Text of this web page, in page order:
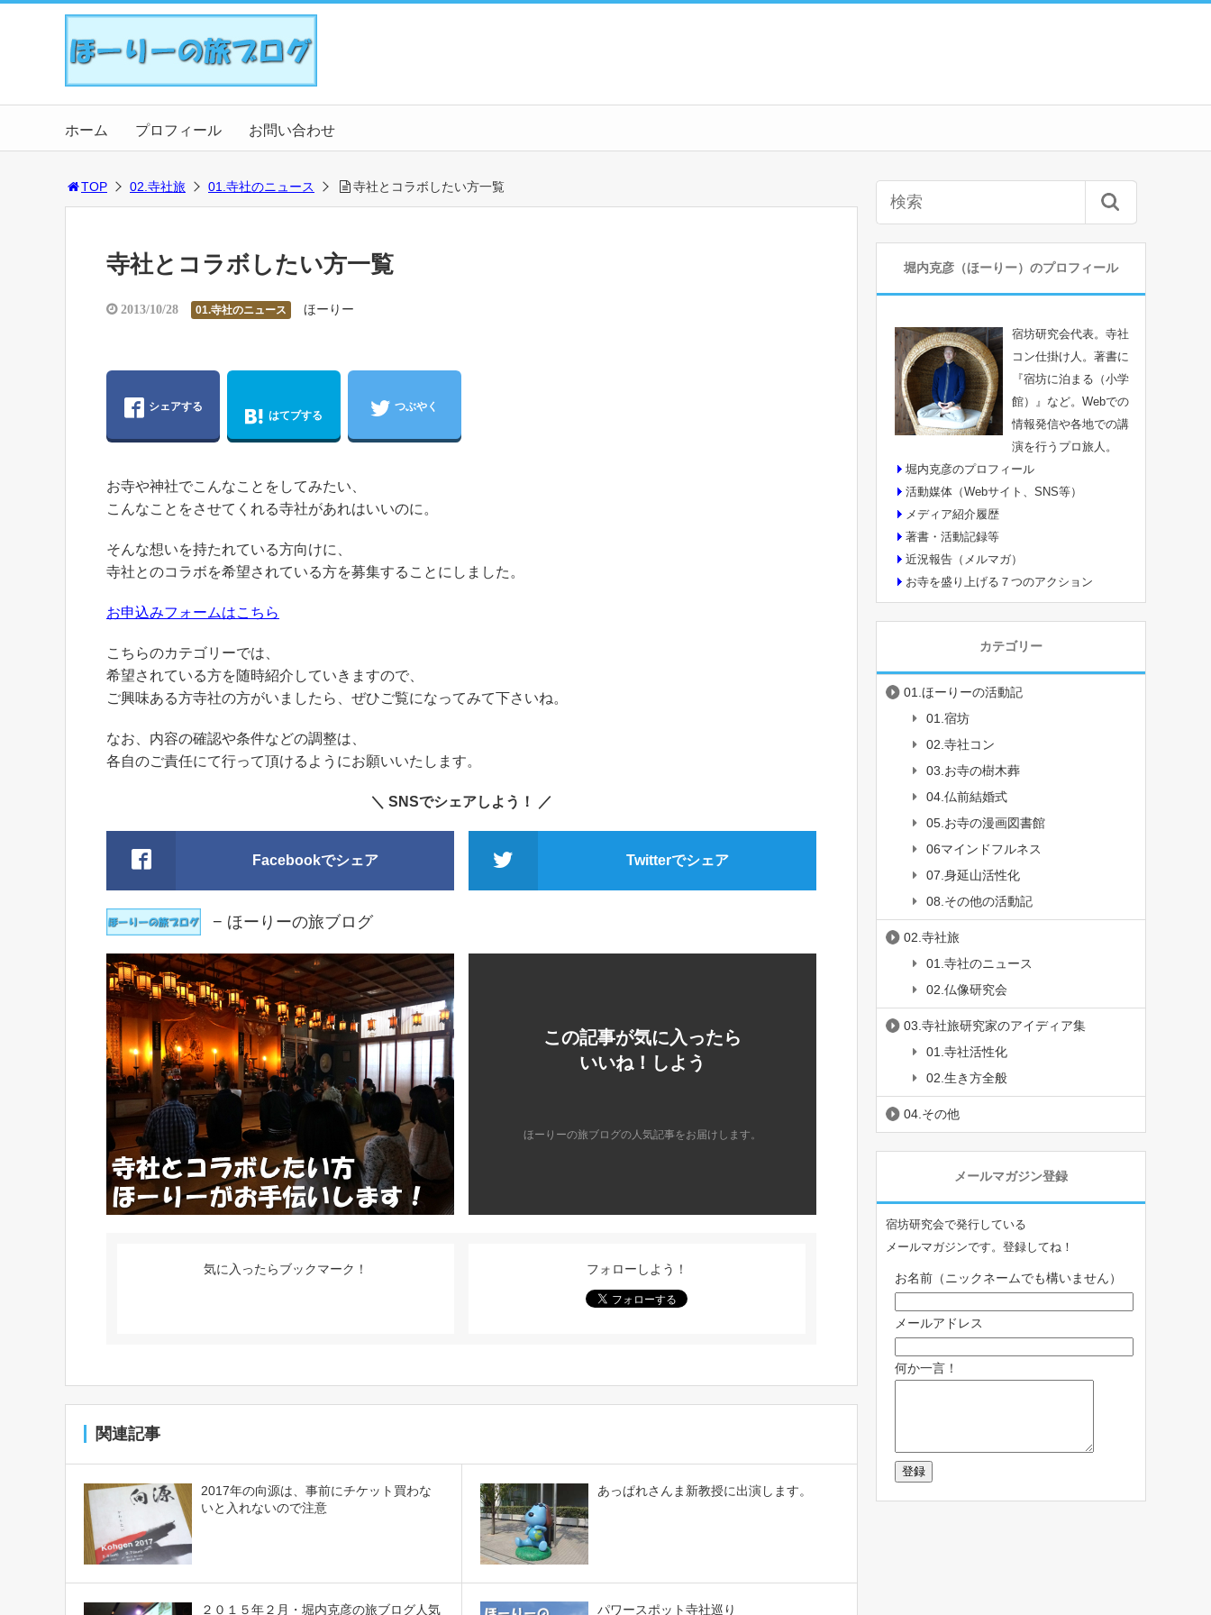
ホーム プロフィール お問い合わせ
TOP 02.寺社旅 01.寺社のニュース 寺社とコラボしたい方一覧
寺社とコラボしたい方一覧
2013/10/28 01.寺社のニュース ほーりー
シェアする
はてブする
つぶやく
お寺や神社でこんなことをしてみたい、
こんなことをさせてくれる寺社があれはいいのに。
そんな想いを持たれている方向けに、
寺社とのコラボを希望されている方を募集することにしました。
お申込みフォームはこちら
こちらのカテゴリーでは、
希望されている方を随時紹介していきますので、
ご興味ある方寺社の方がいましたら、ぜひご覧になってみて下さいね。
なお、内容の確認や条件などの調整は、
各自のご責任にて行って頂けるようにお願いいたします。
＼ SNSでシェアしよう！ ／
Facebookでシェア Twitterでシェア
− ほーりーの旅ブログ
この記事が気に入ったら
いいね！しよう
ほーりーの旅ブログの人気記事をお届けします。
気に入ったらブックマーク！ フォローしよう！
関連記事
2017年の向源は、事前にチケット買わな
いと入れないので注意
あっぱれさんま新教授に出演します。
２０１５年２月・堀内克彦の旅ブログ人気 パワースポット寺社巡り
堀内克彦（ほーりー）のプロフィール
宿坊研究会代表。寺社
コン仕掛け人。著書に
『宿坊に泊まる（小学
館）』など。Webでの
情報発信や各地での講
演を行うプロ旅人。
堀内克彦のプロフィール
活動媒体（Webサイト、SNS等）
メディア紹介履歴
著書・活動記録等
近況報告（メルマガ）
お寺を盛り上げる７つのアクション
カテゴリー
01.ほーりーの活動記
01.宿坊
02.寺社コン
03.お寺の樹木葬
04.仏前結婚式
05.お寺の漫画図書館
06マインドフルネス
07.身延山活性化
08.その他の活動記
02.寺社旅
01.寺社のニュース
02.仏像研究会
03.寺社旅研究家のアイディア集
01.寺社活性化
02.生き方全般
04.その他
メールマガジン登録
宿坊研究会で発行している
メールマガジンです。登録してね！
お名前（ニックネームでも構いません）
メールアドレス
何か一言！